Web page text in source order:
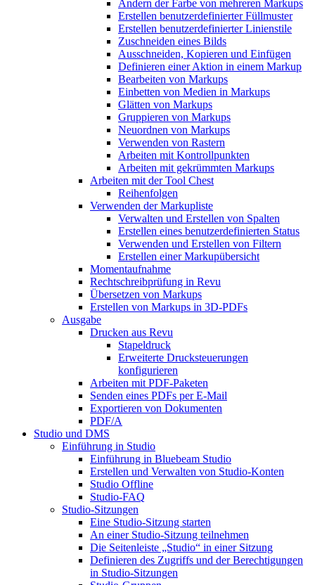
Ändern der Farbe von mehreren Markups
Erstellen benutzerdefinierter Füllmuster
Erstellen benutzerdefinierter Linienstile
Zuschneiden eines Bilds
Ausschneiden, Kopieren und Einfügen
Definieren einer Aktion in einem Markup
Bearbeiten von Markups
Einbetten von Medien in Markups
Glätten von Markups
Gruppieren von Markups
Neuordnen von Markups
Verwenden von Rastern
Arbeiten mit Kontrollpunkten
Arbeiten mit gekrümmten Markups
Arbeiten mit der Tool Chest
Reihenfolgen
Verwenden der Markupliste
Verwalten und Erstellen von Spalten
Erstellen eines benutzerdefinierten Status
Verwenden und Erstellen von Filtern
Erstellen einer Markupübersicht
Momentaufnahme
Rechtschreibprüfung in Revu
Übersetzen von Markups
Erstellen von Markups in 3D-PDFs
Ausgabe
Drucken aus Revu
Stapeldruck
Erweiterte Drucksteuerungen
konfigurieren
Arbeiten mit PDF-Paketen
Senden eines PDFs per E-Mail
Exportieren von Dokumenten
PDF/A
Studio und DMS
Einführung in Studio
Einführung in Bluebeam Studio
Erstellen und Verwalten von Studio-Konten
Studio Offline
Studio-FAQ
Studio-Sitzungen
Eine Studio-Sitzung starten
An einer Studio-Sitzung teilnehmen
Die Seitenleiste „Studio“ in einer Sitzung
Definieren des Zugriffs und der Berechtigungen
in Studio-Sitzungen